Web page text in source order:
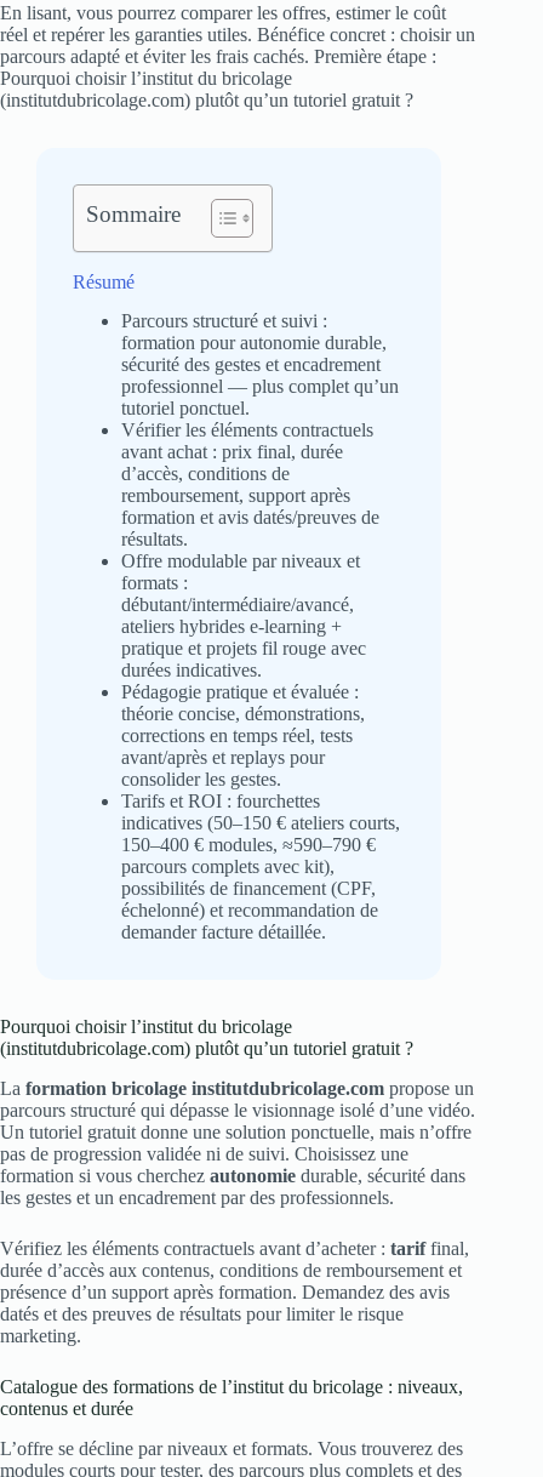
En lisant, vous pourrez comparer les offres, estimer le coût
réel et repérer les garanties utiles. Bénéfice concret : choisir un
parcours adapté et éviter les frais cachés. Première étape :
Pourquoi choisir l’institut du bricolage
(institutdubricolage.com) plutôt qu’un tutoriel gratuit ?
Sommaire
Résumé
Parcours structuré et suivi :
formation pour autonomie durable,
sécurité des gestes et encadrement
professionnel — plus complet qu’un
tutoriel ponctuel.
Vérifier les éléments contractuels
avant achat : prix final, durée
d’accès, conditions de
remboursement, support après
formation et avis datés/preuves de
résultats.
Offre modulable par niveaux et
formats :
débutant/intermédiaire/avancé,
ateliers hybrides e‑learning +
pratique et projets fil rouge avec
durées indicatives.
Pédagogie pratique et évaluée :
théorie concise, démonstrations,
corrections en temps réel, tests
avant/après et replays pour
consolider les gestes.
Tarifs et ROI : fourchettes
indicatives (50–150 € ateliers courts,
150–400 € modules, ≈590–790 €
parcours complets avec kit),
possibilités de financement (CPF,
échelonné) et recommandation de
demander facture détaillée.
Pourquoi choisir l’institut du bricolage
(institutdubricolage.com) plutôt qu’un tutoriel gratuit ?
La formation bricolage institutdubricolage.com propose un
parcours structuré qui dépasse le visionnage isolé d’une vidéo.
Un tutoriel gratuit donne une solution ponctuelle, mais n’offre
pas de progression validée ni de suivi. Choisissez une
formation si vous cherchez autonomie durable, sécurité dans
les gestes et un encadrement par des professionnels.
Vérifiez les éléments contractuels avant d’acheter : tariffinal,
durée d’accès aux contenus, conditions de remboursement et
présence d’un support après formation. Demandez des avis
datés et des preuves de résultats pour limiter le risque
marketing.
Catalogue des formations de l’institut du bricolage : niveaux,
contenus et durée
L’offre se décline par niveaux et formats. Vous trouverez des
modules courts pour tester, des parcours plus complets et des